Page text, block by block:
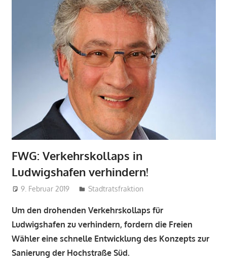
FWG: Verkehrskollaps in
Ludwigshafen verhindern!
9. Februar 2019 admin
Stadtratsfraktion
Um den drohenden Verkehrskollaps für
Ludwigshafen zu verhindern, fordern die Freien
Wähler eine schnelle Entwicklung des Konzepts zur
Sanierung der Hochstraße Süd.